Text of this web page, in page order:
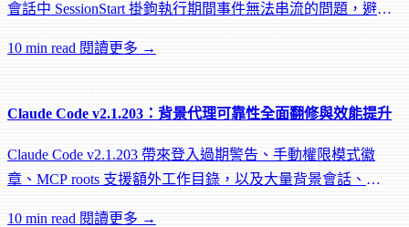
會話中 SessionStart 掛鉤執行期間事件無法串流的問題，避免
10 min read 閱讀更多 →
Claude Code v2.1.203：背景代理可靠性全面翻修與效能提升
Claude Code v2.1.203 帶來登入過期警告、手動權限模式徽
章、MCP roots 支援額外工作目錄，以及大量背景會話、
10 min read 閱讀更多 →